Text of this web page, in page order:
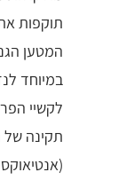
המטען
לקשיי
תקינה של